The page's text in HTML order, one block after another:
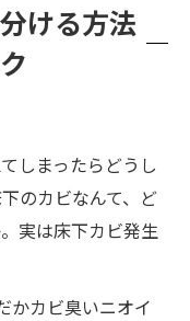
ける方法
しまったらどうし
のカビなんて、ど
実は床下カビ発生
かカビ臭いニオイ